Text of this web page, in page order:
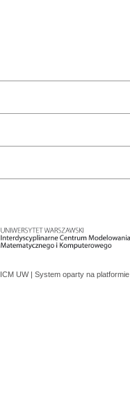
ICM UW | System oparty na platformie